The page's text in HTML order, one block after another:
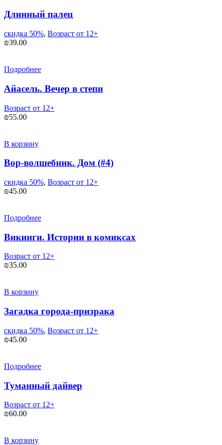
Длинный палец
скидка 50%, Возраст от 12+
₪39.00
Подробнее
Айасель. Вечер в степи
Возраст от 12+
₪55.00
В корзину
Вор-волшебник. Дом (#4)
скидка 50%, Возраст от 12+
₪45.00
Подробнее
Викинги. Истории в комиксах
Возраст от 12+
₪35.00
В корзину
Загадка города-призрака
скидка 50%, Возраст от 12+
₪45.00
Подробнее
Туманный дайвер
Возраст от 12+
₪60.00
В корзину